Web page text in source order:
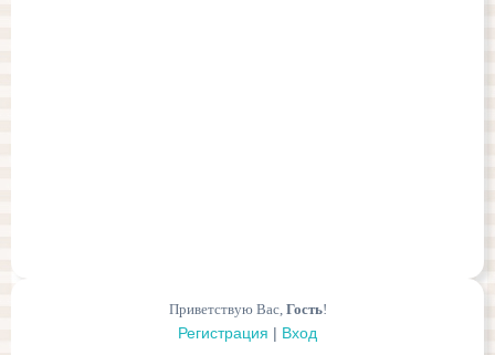
Приветствую Вас, Гость!
Регистрация | Вход